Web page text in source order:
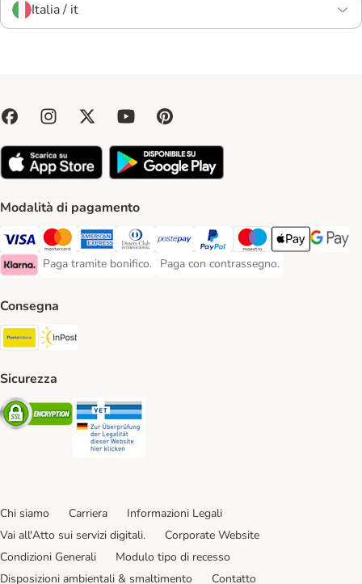
Italia / it
Modalità di pagamento
Paga con Visa. Payment Method
Paga con Mastercard. Payment Method
Paga con American Express. Payment Method
Paga con Diners Club. Payment Method
Paga con Postepay. Payment Method
Paga con PayPal. Payment
Paga con Maestro.
Apple PayGoogle
Klarna Payment Method
Paga tramite bonifico.
Paga tramite bonifico. Payment Method
Paga con contrassegno.
Paga con contrassegno. Payment
Consegna
Poste Italiane. Shipping Method
Sicurezza
Security
Chi siamo Carriera
Informazioni Legali
Vai all'Atto sui servizi digitali.
Corporate Website
Condizioni Generali
Modulo tipo di recesso
Disposizioni ambientali & smaltimento
Contatto